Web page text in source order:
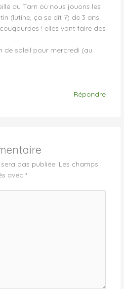
du Tarn où nous jouons les
(lutine, ça se dit ?) de 3 ans.
! elles vont faire des
de soleil pour mercredi (au
Répondre
pas publiée. Les champs
avec *